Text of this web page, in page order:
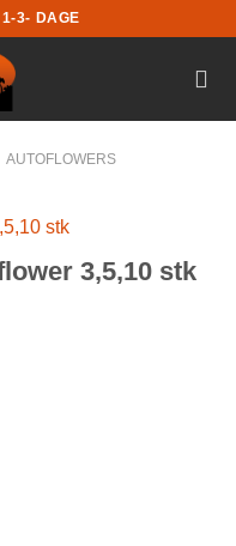
3- DAGE
AUTOFLOWERS
3,5,10 stk